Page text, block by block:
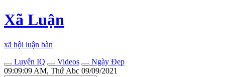
Xã Luận
xã hội luận bàn
Luyện IQ
Videos
Ngày Đẹp
09:09:09 AM, Thứ Abc 09/09/2021